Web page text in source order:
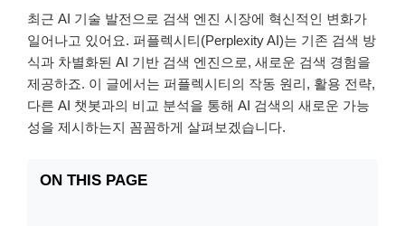
최근 AI 기술 발전으로 검색 엔진 시장에 혁신적인 변화가
일어나고 있어요. 퍼플렉시티(Perplexity AI)는 기존 검색 방
식과 차별화된 AI 기반 검색 엔진으로, 새로운 검색 경험을
제공하죠. 이 글에서는 퍼플렉시티의 작동 원리, 활용 전략,
다른 AI 챗봇과의 비교 분석을 통해 AI 검색의 새로운 가능
성을 제시하는지 꼼꼼하게 살펴보겠습니다.
ON THIS PAGE